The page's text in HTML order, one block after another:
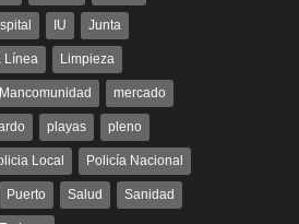
IU Junta
Línea Limpieza
Mancomunidad mercado
playas pleno
Local Policía Nacional
Puerto Salud Sanidad